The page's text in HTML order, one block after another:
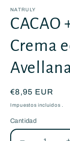
una
ventana
modal
NATRULY
CACAO
Crema
Precio
habitual
€8,95 EUR
Impuestos incluidos .
Cantidad